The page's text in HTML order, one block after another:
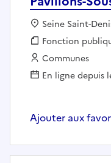
Localisation :
Seine Saint-
Fonction
Fonction
Employeur :
Communes
En ligne depuis
Ajouter aux